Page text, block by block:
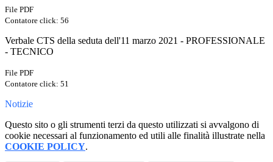
File PDF
Contatore click: 56
Verbale CTS della seduta dell'11 marzo 2021 - PROFESSIONALE
- TECNICO
File PDF
Contatore click: 51
Notizie
Questo sito o gli strumenti terzi da questo utilizzati si avvalgono di
cookie necessari al funzionamento ed utili alle finalità illustrate nella
COOKIE POLICY.